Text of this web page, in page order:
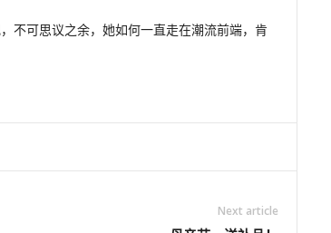
不可思议之余，她如何一直走在潮流前端，肯
Next article